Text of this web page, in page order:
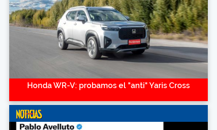
Honda WR-V: probamos el "anti" Yaris Cross